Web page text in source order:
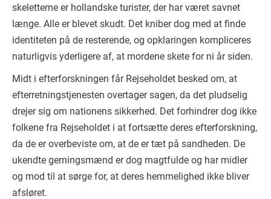
skeletterne er hollandske turister, der har været savnet
længe. Alle er blevet skudt. Det kniber dog med at finde
identiteten på de resterende, og opklaringen kompliceres
naturligvis yderligere af, at mordene skete for ni år siden.
Midt i efterforskningen får Rejseholdet besked om, at
efterretningstjenesten overtager sagen, da det pludselig
drejer sig om nationens sikkerhed. Det forhindrer dog ikke
folkene fra Rejseholdet i at fortsætte deres efterforskning,
da de er overbeviste om, at de er tæt på sandheden. De
ukendte gerningsmænd er dog magtfulde og har midler
og mod til at sørge for, at deres hemmelighed ikke bliver
afsløret.